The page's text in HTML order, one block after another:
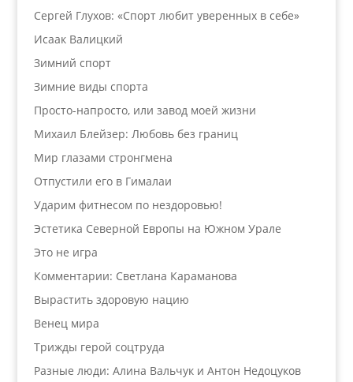
Сергей Глухов: «Спорт любит уверенных в себе»
Исаак Валицкий
Зимний спорт
Зимние виды спорта
Просто-напросто, или завод моей жизни
Михаил Блейзер: Любовь без границ
Мир глазами стронгмена
Отпустили его в Гималаи
Ударим фитнесом по нездоровью!
Эстетика Северной Европы на Южном Урале
Это не игра
Комментарии: Светлана Караманова
Вырастить здоровую нацию
Венец мира
Трижды герой соцтруда
Разные люди: Алина Вальчук и Антон Недоцуков